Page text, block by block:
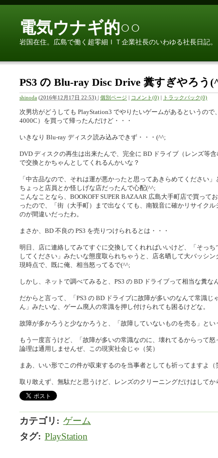
電気ウナギ的○○
岩国在住。広島で働く超零細ＩＴ企業社長のいわゆる社長日記。
PS3 の Blu-ray Disc Drive 糞すぎやろう
shinoda (2016年12月17日 22:53) | 個別ページ | コメント(0) | トラックバック(0)
次男坊がどうしても PlayStation3 でやりたいゲームがあるというの
4000C）を買って帰ったんだけど・・・
いきなり Blu-ray ディスク読み込みできず・・・(^^;
DVD ディスクの再生は出来たんで、完全に BD ドライブ（レンズ等
で交換とかちゃんとしてくれるんかいな？
「中古品なので、それは運が悪かったと思ってあきらめてください
ちょっと店員とか怪しげな店だったんで心配(^^;
こんなことなら、BOOKOFF SUPER BAZAAR 広島大手町店で買っ
ったので、「街（大手町）まで出なくても、南観音に確かリサイク
のが間違いだったわ。
まさか、BD 不良の PS3 を売りつけられるとは・・・
明日、店に連絡してみてすぐに交換してくれればいいけど、「そっ
してください」みたいな態度取られちゃうと、店名晒して大バッシ
現時点で、既に俺、相当怒ってるで(^^;
しかし、ネットで調べてみると、PS3 の BD ドライブって相当な糞
だからと言って、「PS3 の BD ドライブに故障が多いのなんて常識
ん」みたいな、ゲーム廃人の常識を押し付けられても困るけどな。
故障が多かろうと少なかろうと、「故障していないものを売る」と
もう一度言うけど、「故障が多いの常識なのに、壊れてるからって
論理は通用しませんぜ、この現実社会じゃ（笑）
まあ、いい形でこの件が収束するのを当事者としても祈ってますよ（
取り敢えず、無駄だと思うけど、レンズのクリーニングだけはして
カテゴリ : ゲーム
タグ: PlayStation